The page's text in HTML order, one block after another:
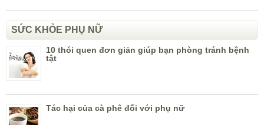
SỨC KHỎE PHỤ NỮ
10 thói quen đơn giản giúp bạn phòng tránh bệnh
tật
Tác hại của cà phê đối với phụ nữ